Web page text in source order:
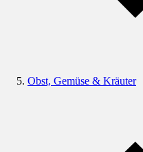
Obst, Gemüse & Kräuter